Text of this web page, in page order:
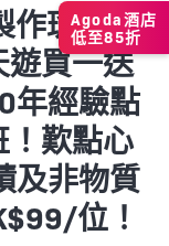
作班連點
買一送
年經驗點
歎點心
及非物質
位！
Agoda酒店
低至85折